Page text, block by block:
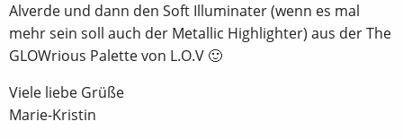
Alverde und dann den Soft Illuminater (wenn es mal
mehr sein soll auch der Metallic Highlighter) aus der The
GLOWrious Palette von L.O.V 🙂
Viele liebe Grüße
Marie-Kristin